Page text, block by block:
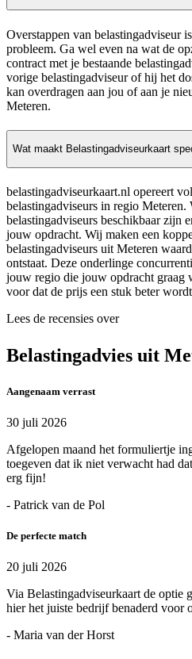
Overstappen van belastingadviseur
probleem. Ga wel even na wat de
contract met je bestaande
vorige belastingadviseur of hij het
kan overdragen aan jou of aan je
Meteren.
Wat maakt Belastingadviseurkaart
belastingadviseurkaart.nl opereert
belastingadviseurs in regio
belastingadviseurs beschikbaar zijn
jouw opdracht. Wij maken een
belastingadviseurs uit Meteren
ontstaat. Deze onderlinge
jouw regio die jouw opdracht graag
voor dat de prijs een stuk beter
Lees de recensies over
Belastingadvies uit
Aangenaam verrast
30 juli 2026
Afgelopen maand het formuliertje
toegeven dat ik niet verwacht had
erg fijn!
- Patrick van de Pol
De perfecte match
20 juli 2026
Via Belastingadviseurkaart de optie
hier het juiste bedrijf benaderd voor
- Maria van der Horst